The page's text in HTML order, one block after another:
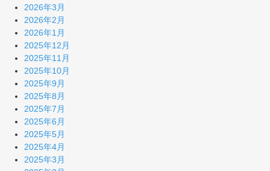
2026年3月
2026年2月
2026年1月
2025年12月
2025年11月
2025年10月
2025年9月
2025年8月
2025年7月
2025年6月
2025年5月
2025年4月
2025年3月